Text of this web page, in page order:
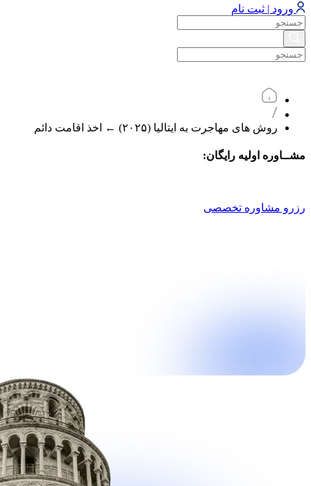
ورود | ثبت نام
روش های مهاجرت به ایتالیا (۲۰۲۵) ← اخذ اقامت دائم
مشــاوره اولیه رایگان:
رزرو مشاوره تخصصی